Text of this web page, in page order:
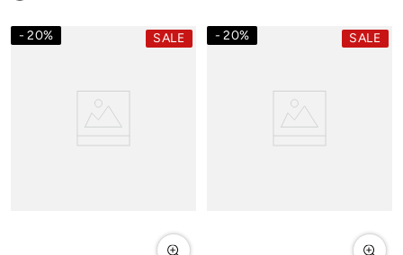
20% SALE 20% SALE